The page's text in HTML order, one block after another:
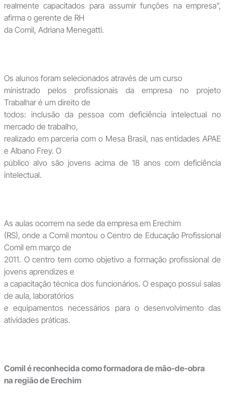
realmente capacitados para assumir funções na empresa”,
afirma o gerente de RH
da Comil, Adriana Menegatti.
Os alunos foram selecionados através de um curso
ministrado pelos profissionais da empresa no projeto
Trabalhar é um direito de
todos: inclusão da pessoa com deficiência intelectual no
mercado de trabalho,
realizado em parceria com o Mesa Brasil, nas entidades APAE
e Albano Frey. O
público alvo são jovens acima de 18 anos com deficiência
intelectual.
As aulas ocorrem na sede da empresa em Erechim
(RS), onde a Comil montou o Centro de Educação Profissional
Comil em março de
2011. O centro tem como objetivo a formação profissional de
jovens aprendizes e
a capacitação técnica dos funcionários. O espaço possui salas
de aula, laboratórios
e equipamentos necessários para o desenvolvimento das
atividades práticas.
Comil é reconhecida como formadora de mão-de-obra
na região de Erechim